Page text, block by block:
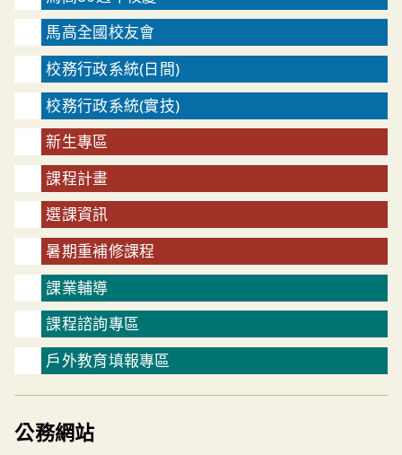
馬高全國校友會
校務行政系統(日間)
校務行政系統(實技)
新生專區
課程計畫
選課資訊
暑期重補修課程
課業輔導
課程諮詢專區
戶外教育填報專區
公務網站